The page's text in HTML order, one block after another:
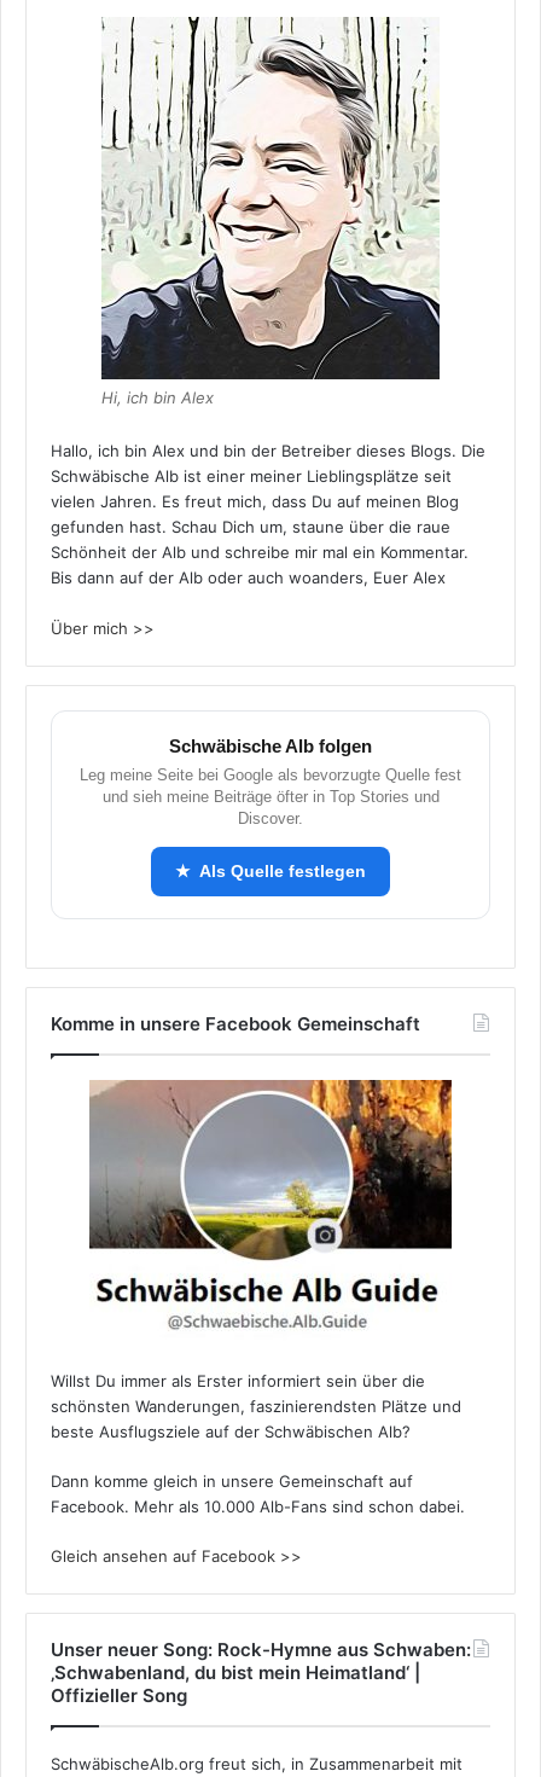
Hi, ich bin Alex
Hallo, ich bin Alex und bin der Betreiber dieses Blogs. Die
Schwäbische Alb ist einer meiner Lieblingsplätze seit
vielen Jahren. Es freut mich, dass Du auf meinen Blog
gefunden hast. Schau Dich um, staune über die raue
Schönheit der Alb und schreibe mir mal ein Kommentar.
Bis dann auf der Alb oder auch woanders, Euer Alex
Über mich >>
Schwäbische Alb folgen
Leg meine Seite bei Google als bevorzugte Quelle fest
und sieh meine Beiträge öfter in Top Stories und
Discover.
★ Als Quelle festlegen
Komme in unsere Facebook Gemeinschaft
Willst Du immer als Erster informiert sein über die
schönsten Wanderungen, faszinierendsten Plätze und
beste Ausflugsziele auf der Schwäbischen Alb?
Dann komme gleich in unsere Gemeinschaft auf
Facebook. Mehr als 10.000 Alb-Fans sind schon dabei.
Gleich ansehen auf Facebook >>
Unser neuer Song: Rock-Hymne aus Schwaben:
‚Schwabenland, du bist mein Heimatland‘ |
Offizieller Song
SchwäbischeAlb.org freut sich, in Zusammenarbeit mit